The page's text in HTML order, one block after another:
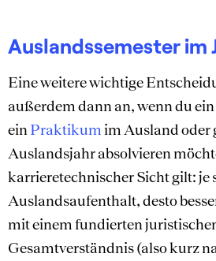
Auslandssemester im
Eine weitere wichtige
außerdem dann an, wenn du ein
ein Praktikum im Ausland oder
Auslandsjahr absolvieren
karrieretechnischer Sicht gilt: je
Auslandsaufenthalt, desto
mit einem fundierten
Gesamtverständnis (also kurz